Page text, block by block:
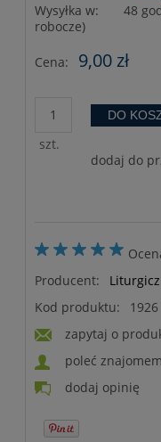
Wysyłka w:
48
robocze)
Cena: 9,00 zł
szt.
DO
dodaj do
Producent:
Kod produktu:
1926
zapytaj o
poleć
dodaj opinię